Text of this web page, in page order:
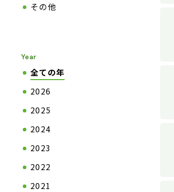
その他
Year
全ての年
2026
2025
2024
2023
2022
2021